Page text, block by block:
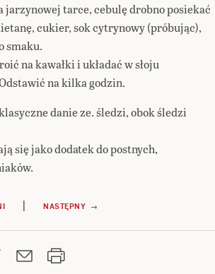
jarzynowej tarce, cebulę drobno posiekać
cukier, sok cytrynowy (próbując),
smaku.
na kawałki i układać w słoju
na kilka godzin.
danie ze. śledzi, obok śledzi
się jako dodatek do postnych,
| NASTĘPNY →